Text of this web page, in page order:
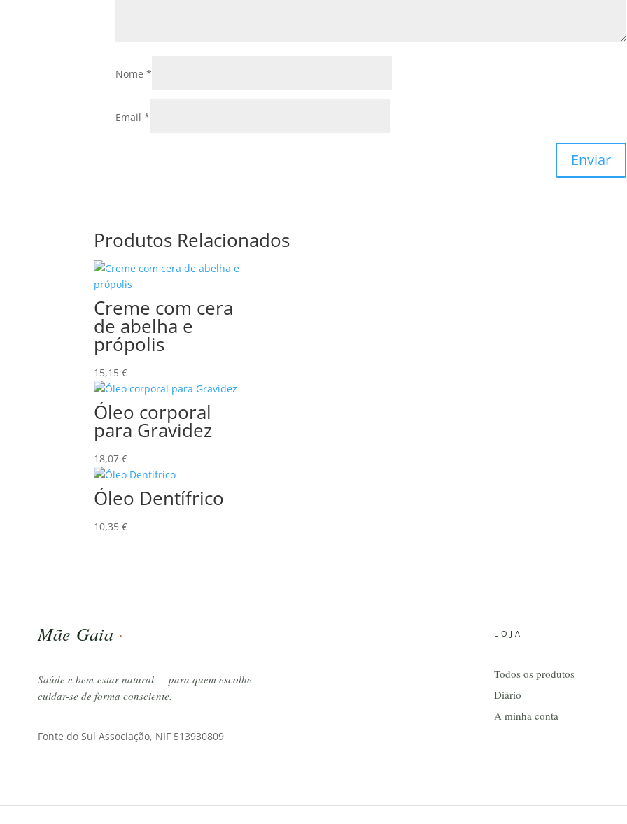
Nome*
Email*
Produtos Relacionados
Creme com cera
de abelha e
própolis
15,15€
Óleo corporal
para Gravidez
18,07€
Óleo Dentífrico
10,35€
Mãe Gaia ·
Saúde e bem-estar natural — para quem escolhe
cuidar-se de forma consciente.
Fonte do Sul Associação, NIF 513930809
LOJA
Todos os produtos
Diário
A minha conta